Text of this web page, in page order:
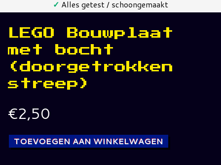
✓ Alles getest / schoongemaakt
LEGO Bouwplaat
met bocht
(doorgetrokken
streep)
€2,50
TOEVOEGEN AAN WINKELWAGEN